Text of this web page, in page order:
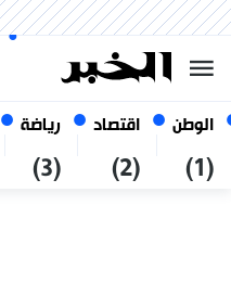
الوطن
(1)
اقتصاد
(2)
رياضة
(3)
أغسطس 2026